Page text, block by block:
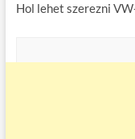
Hol lehet szerezni